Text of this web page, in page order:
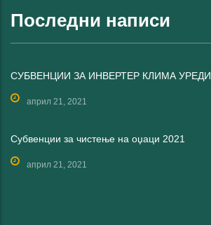
Последни написи
СУБВЕНЦИИ ЗА ИНВЕРТЕР КЛИМА УРЕДИ
април 21, 2021
Субвенции за чистење на оџаци 2021
април 21, 2021